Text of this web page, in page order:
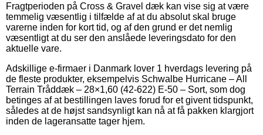
Fragtperioden på Cross & Gravel dæk kan vise sig at være
temmelig væsentlig i tilfælde af at du absolut skal bruge
varerne inden for kort tid, og af den grund er det nemlig
væsentligt at du ser den anslåede leveringsdato for den
aktuelle vare.
Adskillige e-firmaer i Danmark lover 1 hverdags levering på
de fleste produkter, eksempelvis Schwalbe Hurricane – All
Terrain Tråddæk – 28×1,60 (42-622) E-50 – Sort, som dog
betinges af at bestillingen laves forud for et givent tidspunkt,
således at de højst sandsynligt kan nå at få pakken klargjort
inden de lageransatte tager hjem.